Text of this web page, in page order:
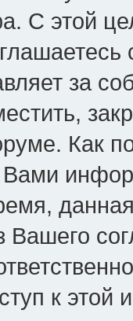
С этой
за
Как
Вами
Вашего
к